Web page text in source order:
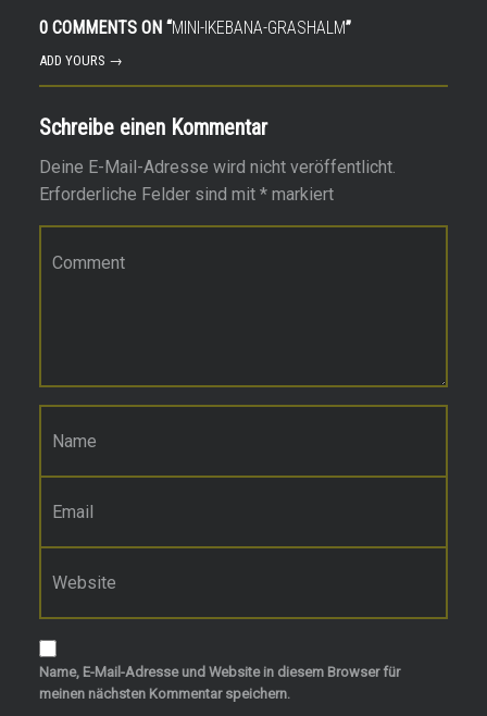
0 COMMENTS ON “MINI-IKEBANA-GRASHALM”
ADD YOURS →
Schreibe einen Kommentar
Deine E-Mail-Adresse wird nicht veröffentlicht.
Erforderliche Felder sind mit *markiert
Name
*
Website
Name, E-Mail-Adresse und Website in diesem Browser für
meinen nächsten Kommentar speichern.